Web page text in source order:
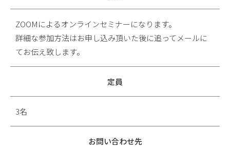
ZOOMによるオンラインセミナーになります。
詳細な参加方法はお申し込み頂いた後に追ってメールに
てお伝え致します。
定員
3名
お問い合わせ先